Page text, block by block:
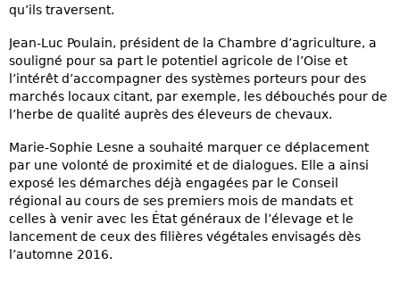
qu’ils traversent.
Jean-Luc Poulain, président de la Chambre d’agriculture, a
souligné pour sa part le potentiel agricole de l’Oise et
l’intérêt d’accompagner des systèmes porteurs pour des
marchés locaux citant, par exemple, les débouchés pour de
l’herbe de qualité auprès des éleveurs de chevaux.
Marie-Sophie Lesne a souhaité marquer ce déplacement
par une volonté de proximité et de dialogues. Elle a ainsi
exposé les démarches déjà engagées par le Conseil
régional au cours de ses premiers mois de mandats et
celles à venir avec les État généraux de l’élevage et le
lancement de ceux des filières végétales envisagés dès
l’automne 2016.